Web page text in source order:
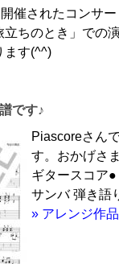
催されたコンサ
ちのとき」での
ます(^^)
です♪
Piascoreさん
す。おかげさ
ギタースコア
サンバ 弾き語
» アレンジ作品